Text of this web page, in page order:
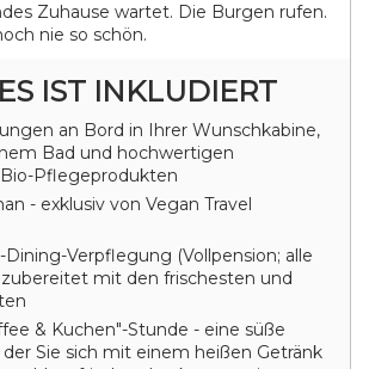
Zuhause wartet. Die Burgen rufen.
nie so schön.
IST INKLUDIERT
an Bord in Ihrer Wunschkabine,
Bad und hochwertigen
Pflegeprodukten
- exklusiv von Vegan Travel
Dining-Verpflegung (Vollpension; alle
zubereitet mit den frischesten und
& Kuchen"-Stunde - eine süße
der Sie sich mit einem heißen Getränk